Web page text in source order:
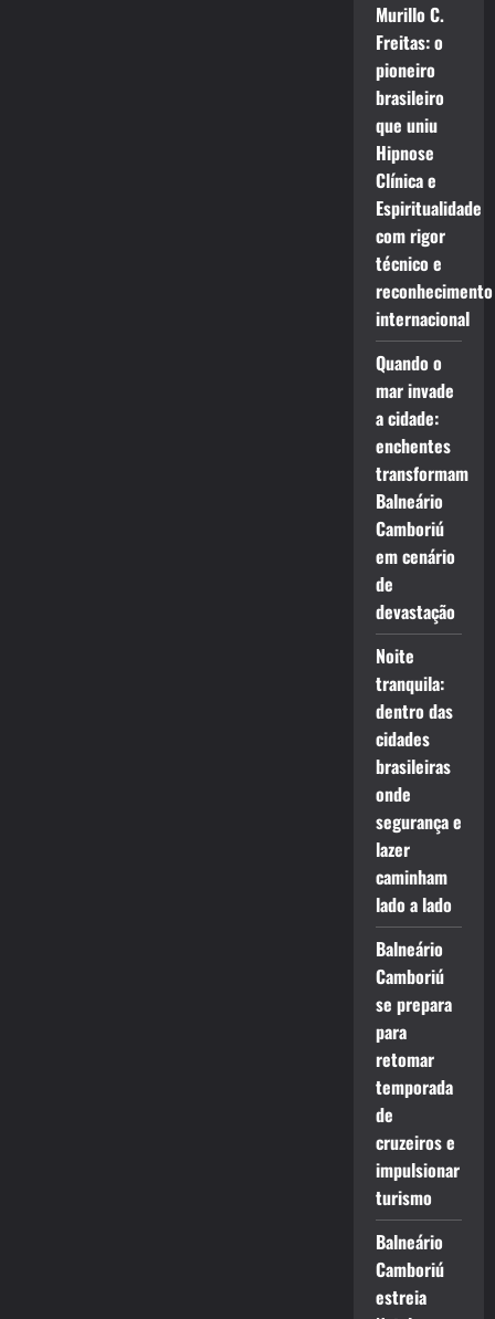
Murillo C.
Freitas: o
pioneiro
brasileiro
que uniu
Hipnose
Clínica e
Espiritualidade
com rigor
técnico e
reconhecimento
internacional
Quando o
mar invade
a cidade:
enchentes
transformam
Balneário
Camboriú
em cenário
de
devastação
Noite
tranquila:
dentro das
cidades
brasileiras
onde
segurança e
lazer
caminham
lado a lado
Balneário
Camboriú
se prepara
para
retomar
temporada
de
cruzeiros e
impulsionar
turismo
Balneário
Camboriú
estreia